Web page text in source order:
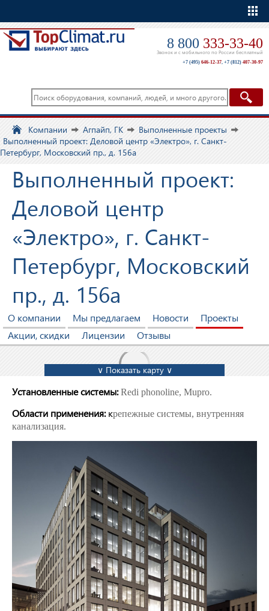
8 800 333-33-40
Звонок и с мобильного по России бесплатный
+7 (495) 646-12-37, +7 (812) 407-30-97
Компании Агпайп, ГК
Выполненные проекты
Выполненный проект: Деловой центр «Электро», г. Санкт-
Петербург, Московский пр., д. 156а
Выполненный проект:
Деловой центр
«Электро», г. Санкт-
Петербург, Московский
пр., д. 156а
О компании Мы предлагаем Новости
Проекты
Акции, скидки
Лицензии Отзывы
∨ Показать карту ∨
Установленные системы:Redi phonoline, Mupro.
Области применения:крепежные системы, внутренняя
канализация.